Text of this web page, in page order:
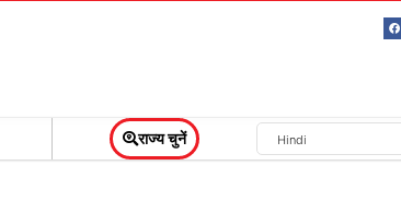
राज्य चुनें